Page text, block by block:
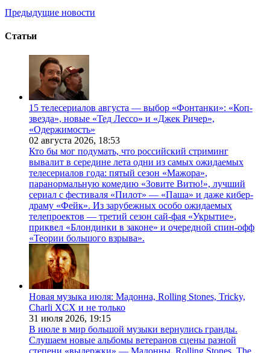
Предыдущие новости
Статьи
15 телесериалов августа — выбор «Фонтанки»: «Коп-
звезда», новые «Тед Лессо» и «Джек Ричер»,
«Одержимость»
02 августа 2026, 18:53
Кто бы мог подумать, что российский стриминг
вывалит в середине лета одни из самых ожидаемых
телесериалов года: пятый сезон «Мажора»,
паранормальную комедию «Зовите Витю!», лучший
сериал с фестиваля «Пилот» — «Паша» и даже кибер-
драму «Фейк». Из зарубежных особо ожидаемых
телепроектов — третий сезон сай-фая «Укрытие»,
приквел «Блондинки в законе» и очередной спин-офф
«Теории большого взрыва».
Новая музыка июля: Мадонна, Rolling Stones, Tricky,
Charli XCX и не только
31 июля 2026, 19:15
В июле в мир большой музыки вернулись гранды.
Слушаем новые альбомы ветеранов сцены разной
степени «выдержки» — Мадонны, Rolling Stones, The